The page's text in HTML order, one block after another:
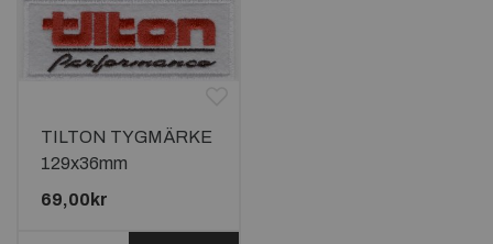
TILTON TYGMÄRKE
129x36mm
69,00kr